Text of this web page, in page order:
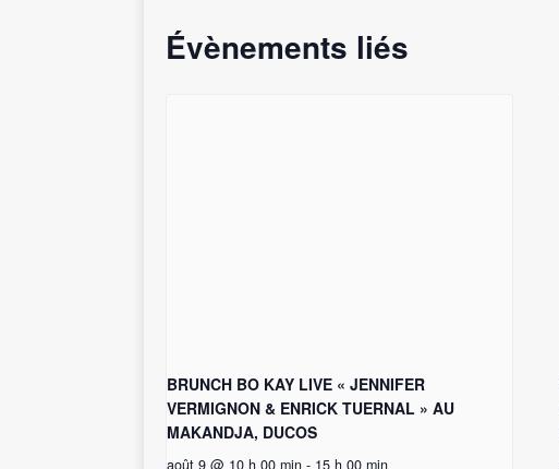
Évènements liés
BRUNCH BO KAY LIVE « JENNIFER
VERMIGNON & ENRICK TUERNAL » AU
MAKANDJA, DUCOS
août 9 @ 10 h 00 min - 15 h 00 min